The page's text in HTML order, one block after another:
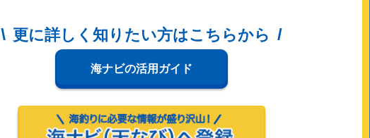
更に詳しく知りたい方はこちらから
海ナビの活用ガイド